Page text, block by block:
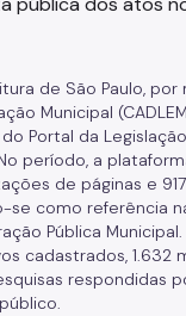
de São Paulo,
Municipal
Portal da
período, a
de páginas e
se como referência
Pública
cadastrados, 1.632
respondidas